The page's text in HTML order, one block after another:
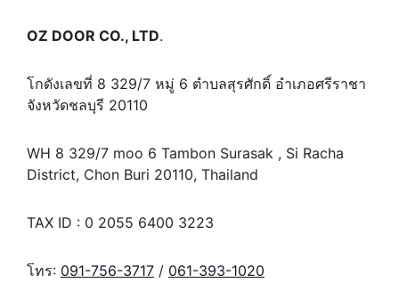
OZ DOOR CO., LTD.
โกดังเลขที่ 8 329/7 หมู่ 6 ตำบลสุรศักดิ์ อำเภอศรีราชา
จังหวัดชลบุรี 20110
WH 8 329/7 moo 6 Tambon Surasak , Si Racha
District, Chon Buri 20110, Thailand
TAX ID : 0 2055 6400 3223
โทร: 091-756-3717 / 061-393-1020